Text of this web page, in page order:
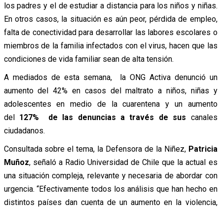
los padres y el de estudiar a distancia para los niños y niñas.
En otros casos, la situación es aún peor, pérdida de empleo,
falta de conectividad para desarrollar las labores escolares o
miembros de la familia infectados con el virus, hacen que las
condiciones de vida familiar sean de alta tensión.
A mediados de esta semana, la ONG Activa denunció un
aumento del 42% en casos del maltrato a niños, niñas y
adolescentes en medio de la cuarentena y un aumento
del 127% de las denuncias a través de sus canales
ciudadanos.
Consultada sobre el tema, la Defensora de la Niñez, Patricia
Muñoz, señaló a Radio Universidad de Chile que la actual es
una situación compleja, relevante y necesaria de abordar con
urgencia. “Efectivamente todos los análisis que han hecho en
distintos países dan cuenta de un aumento en la violencia,